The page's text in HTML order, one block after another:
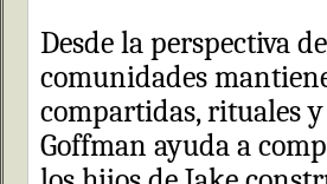
Desde la perspectiva
comunidades
compartidas, rituales
Goffman ayuda a